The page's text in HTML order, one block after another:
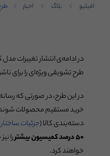
افیلیو بلاگ اخبار
در ادامه‌ی انتشار تغییرات
طرح تشویقی ویژه‌ای را برای
در این طرح، در صورتی که
خرید مستقیم محصولات
دسته‌بندی کالا (جزئیات
۵۰ درصد کمیسیون بیشتر
را
خواهند کرد.